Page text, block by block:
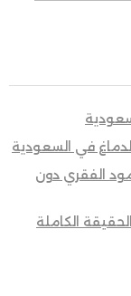
في السعودية
الفقري دون
الكاملة